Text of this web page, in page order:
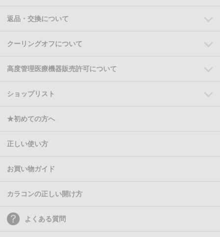
返品・交換について
クーリングオフについて
高度管理医療機器販売許可について
ショップリスト
★初めての方へ
正しい使い方
お買い物ガイド
カラコンの正しい開け方
よくある質問